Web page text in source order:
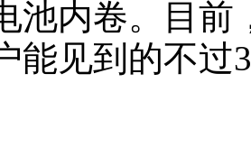
池内卷。目前
能见到的不过